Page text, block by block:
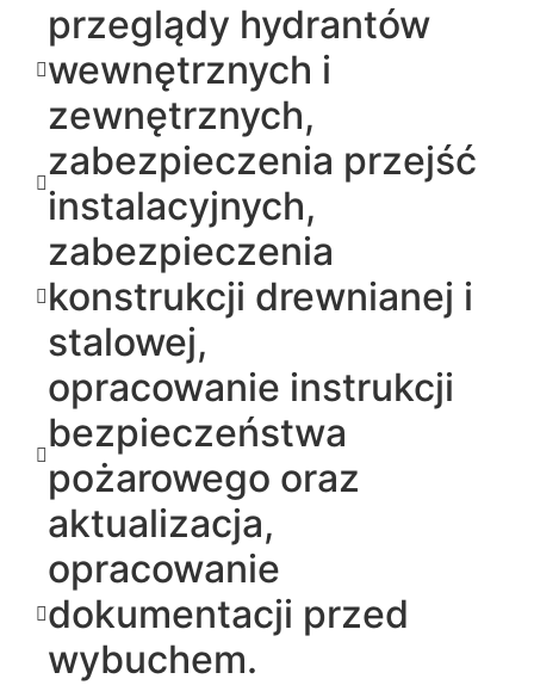
przeglądy hydrantów
wewnętrznych i
zewnętrznych,
zabezpieczenia przejść
instalacyjnych,
zabezpieczenia
konstrukcji drewnianej i
stalowej,
opracowanie instrukcji
bezpieczeństwa
pożarowego oraz
aktualizacja,
opracowanie
dokumentacji przed
wybuchem.